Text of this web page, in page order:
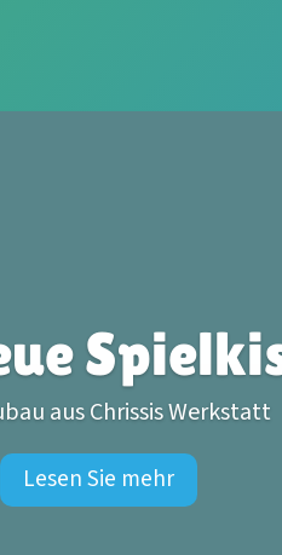
aus Chrissis Werkstatt
Lesen Sie mehr